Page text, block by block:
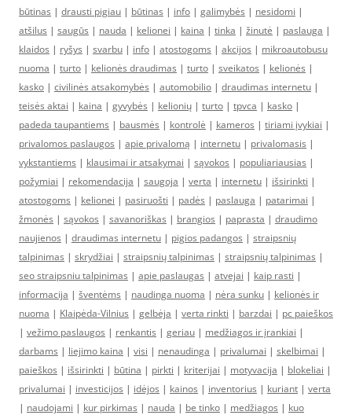
būtinas | drausti pigiau | būtinas | info | galimybės | nesidomi |
atšilus | saugūs | nauda | kelionei | kaina | tinka | žinutė | paslauga |
klaidos | ryšys | svarbu | info | atostogoms | akcijos | mikroautobusu
nuoma | turto | kelionės draudimas | turto | sveikatos | kelionės |
kasko | civilinės atsakomybės | automobilio | draudimas internetu |
teisės aktai | kaina | gyvybės | kelionių | turto | tpvca | kasko |
padeda taupantiems | bausmės | kontrolė | kameros | tiriami įvykiai |
privalomos paslaugos | apie privalomą | internetu | privalomasis |
vykstantiems | klausimai ir atsakymai | sąvokos | populiariausias |
požymiai | rekomendacija | saugoja | verta | internetu | išsirinkti |
atostogoms | kelionei | pasiruošti | padės | paslauga | patarimai |
žmonės | sąvokos | savanoriškas | brangios | paprasta | draudimo
naujienos | draudimas internetu | pigios padangos | straipsnių
talpinimas | skrydžiai | straipsnių talpinimas | straipsnių talpinimas |
seo straipsniu talpinimas | apie paslaugas | atvejai | kaip rasti |
informacija | šventėms | naudinga nuoma | nėra sunku | kelionės ir
nuoma | Klaipėda-Vilnius | gelbėja | verta rinkti | barzdai | pc paieškos
| vežimo paslaugos | renkantis | geriau | medžiagos ir įrankiai |
darbams | liejimo kaina | visi | nenaudinga | privalumai | skelbimai |
paieškos | išsirinkti | būtina | pirkti | kriterijai | motyvacija | blokeliai |
privalumai | investicijos | idėjos | kainos | inventorius | kuriant | verta
| naudojami | kur pirkimas | nauda | be tinko | medžiagos | kuo